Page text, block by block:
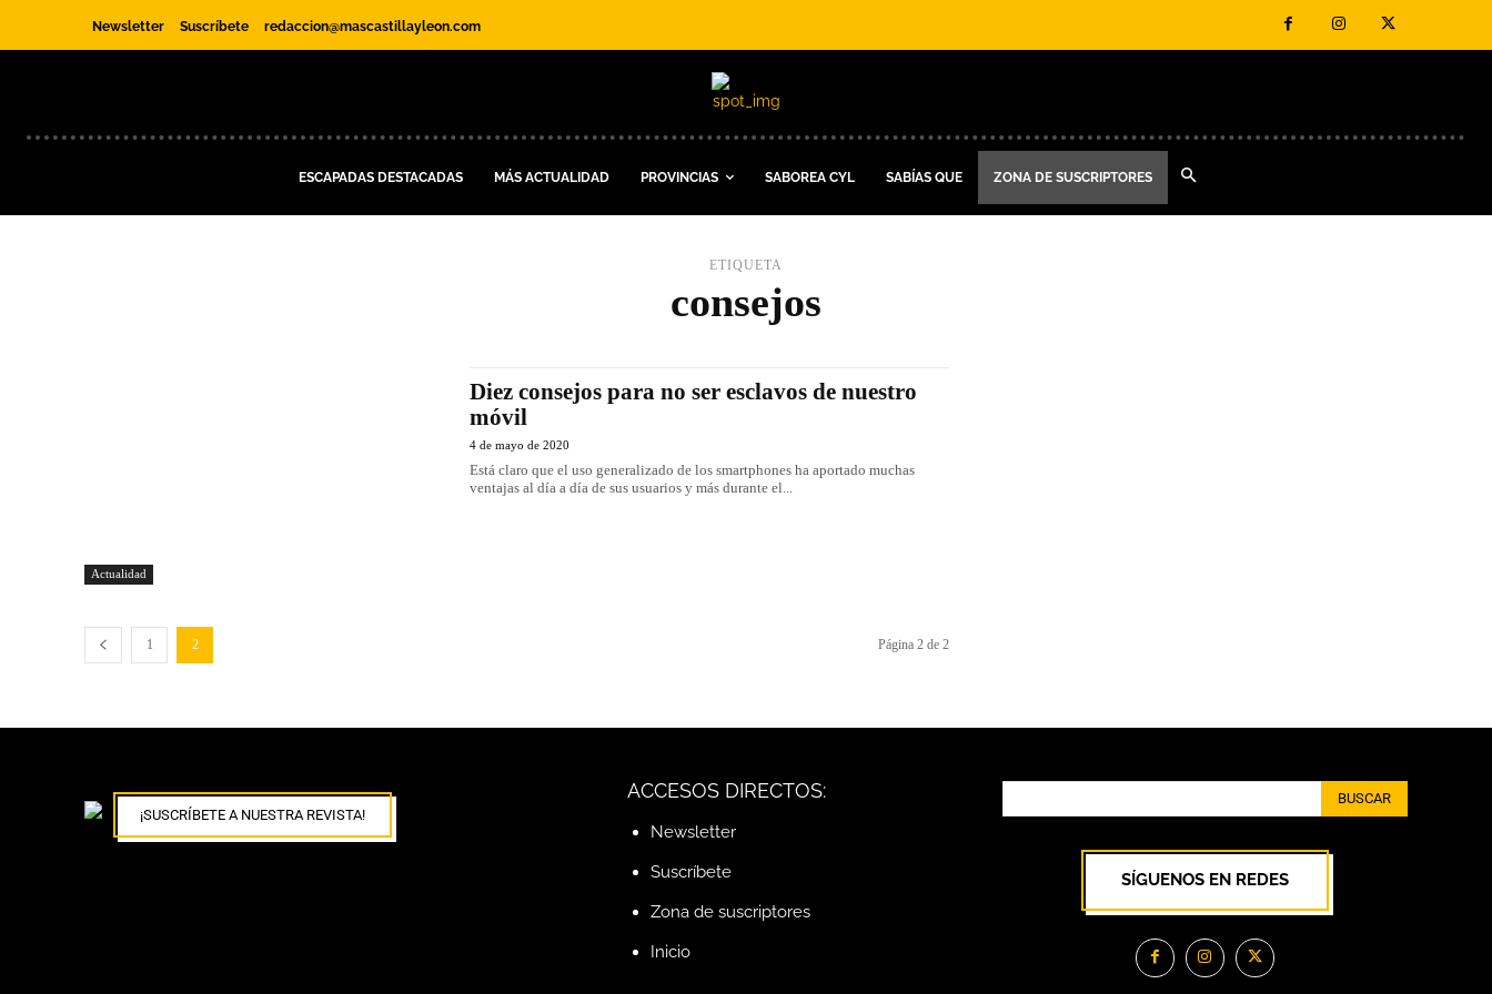
Newsletter Suscríbete redaccion@mascastillayleon.com
ESCAPADAS DESTACADAS MÁS ACTUALIDAD PROVINCIAS SABOREA CYL SABÍAS QUE ZONA DE SUSCRIPTORES
ETIQUETA
consejos
Actualidad
Diez consejos para no ser esclavos de nuestro
móvil
4 de mayo de 2020
Está claro que el uso generalizado de los smartphones ha aportado muchas
ventajas al día a día de sus usuarios y más durante el...
1 2 Página 2 de 2
¡SUSCRÍBETE A NUESTRA REVISTA!
ACCESOS DIRECTOS:
Newsletter
Suscríbete
Zona de suscriptores
Inicio
BUSCAR
SÍGUENOS EN REDES